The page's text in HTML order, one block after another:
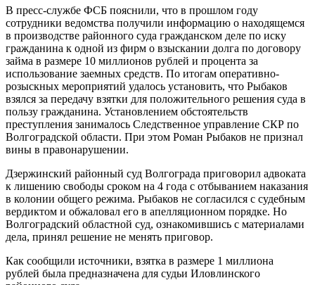
В пресс-службе ФСБ пояснили, что в прошлом году
сотрудники ведомства получили информацию о находящемся
в производстве районного суда гражданском деле по иску
гражданина к одной из фирм о взыскании долга по договору
займа в размере 10 миллионов рублей и процента за
использование заемных средств. По итогам оперативно-
розыскных мероприятий удалось установить, что Рыбаков
взялся за передачу взятки для положительного решения суда в
пользу гражданина. Установлением обстоятельств
преступления занималось Следственное управление СКР по
Волгоградской области. При этом Роман Рыбаков не признал
вины в правонарушении.
Дзержинский районный суд Волгограда приговорил адвоката
к лишению свободы сроком на 4 года с отбыванием наказания
в колонии общего режима. Рыбаков не согласился с судебным
вердиктом и обжаловал его в апелляционном порядке. Но
Волгоградский областной суд, ознакомившись с материалами
дела, принял решение не менять приговор.
Как сообщили источники, взятка в размере 1 миллиона
рублей была предназначена для судьи Иловлинского